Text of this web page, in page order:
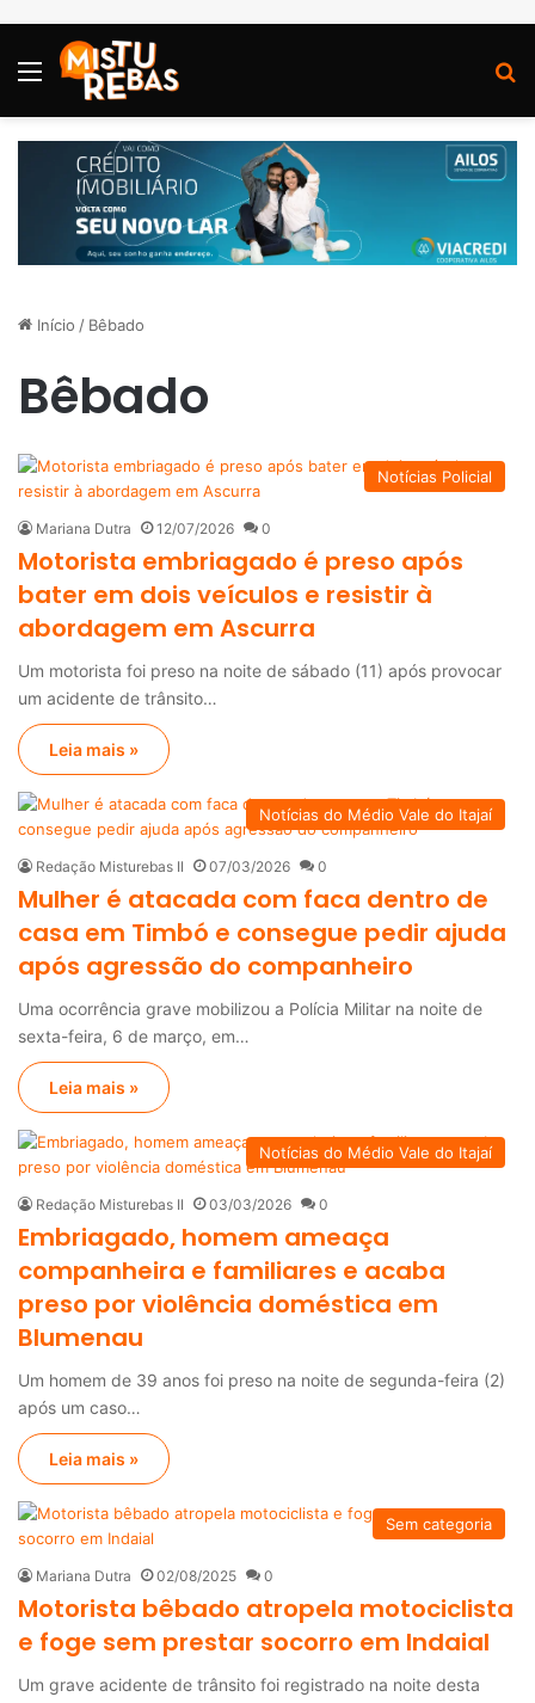
Menu
Início / Bêbado
Bêbado
Notícias Policial
Mariana Dutra 12/07/2026 0
Motorista embriagado é preso após
bater em dois veículos e resistir à
abordagem em Ascurra
Um motorista foi preso na noite de sábado (11) após provocar
um acidente de trânsito…
Leia mais »
Notícias do Médio Vale do Itajaí
Redação Misturebas II 07/03/2026 0
Mulher é atacada com faca dentro de
casa em Timbó e consegue pedir ajuda
após agressão do companheiro
Uma ocorrência grave mobilizou a Polícia Militar na noite de
sexta-feira, 6 de março, em…
Leia mais »
Notícias do Médio Vale do Itajaí
Redação Misturebas II 03/03/2026 0
Embriagado, homem ameaça
companheira e familiares e acaba
preso por violência doméstica em
Blumenau
Um homem de 39 anos foi preso na noite de segunda-feira (2)
após um caso…
Leia mais »
Sem categoria
Mariana Dutra 02/08/2025 0
Motorista bêbado atropela motociclista
e foge sem prestar socorro em Indaial
Um grave acidente de trânsito foi registrado na noite desta